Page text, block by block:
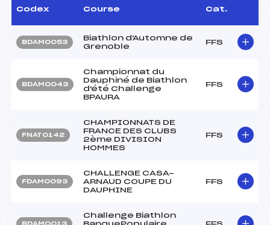
Codex Course Cat.
BDAM0053
Biathlon d'Automne de
Grenoble
FFS
BDAM0043
Championnat du
Dauphiné de Biathlon
d'été Challenge
BPAURA
FFS
FNAT0142
CHAMPIONNATS DE
FRANCE DES CLUBS
2ème DIVISION
HOMMES
FFS
FDAM0093
CHALLENGE CASA-
ARNAUD COUPE DU
DAUPHINE
FFS
BDAM0013
Challenge Biathlon
BanquePopulaire
FFS